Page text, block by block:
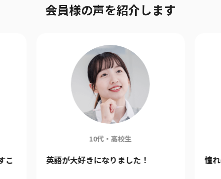
会員様の声を紹介します
こ
10代・高校生
英語が大好きになりました！ 憧